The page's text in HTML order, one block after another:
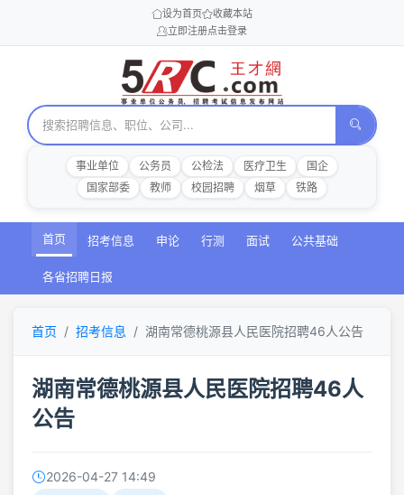
设为首页
收藏本站
立即注册点击登录
事业单位 公务员 公检法 医疗卫生
国企
国家部委
教师 校园招聘 烟草 铁路
首页 招考信息 申论 行测 面试 公共基础
各省招聘日报
首页 招考信息 湖南常德桃源县人民医院招聘46人公告
湖南常德桃源县人民医院招聘46人
公告
2026-04-27 14:49